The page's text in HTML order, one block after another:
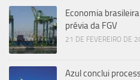
Economia
prévia da FGV
21 DE FEVEREIRO DE
Azul conclui